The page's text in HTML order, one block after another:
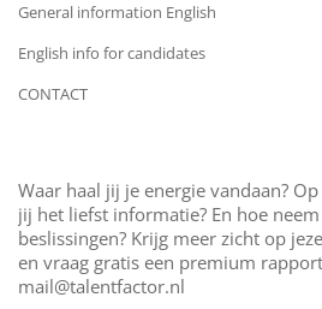
General information English
English info for candidates
CONTACT
Waar haal jij je energie vandaan?
jij het liefst informatie? En hoe
beslissingen? Krijg meer zicht op
en vraag gratis een premium
mail@talentfactor.nl